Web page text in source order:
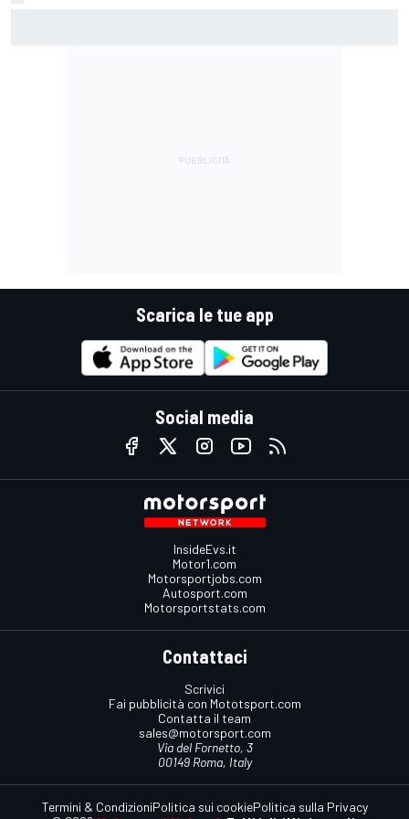
Scarica le tue app
Social media
InsideEvs.it
Motor1.com
Motorsportjobs.com
Autosport.com
Motorsportstats.com
Contattaci
Scrivici
Fai pubblicità con Mototsport.com
Contatta il team
sales@motorsport.com
Via del Fornetto, 3
00149 Roma, Italy
Termini & CondizioniPolitica sui cookiePolitica sulla Privacy